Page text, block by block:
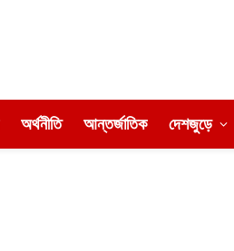
অর্থনীতি আন্তর্জাতিক দেশজুড়ে